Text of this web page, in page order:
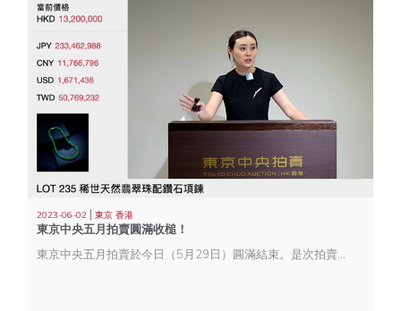
2023-06-02 |東京 香港
東京中央五月拍賣圓滿收槌！